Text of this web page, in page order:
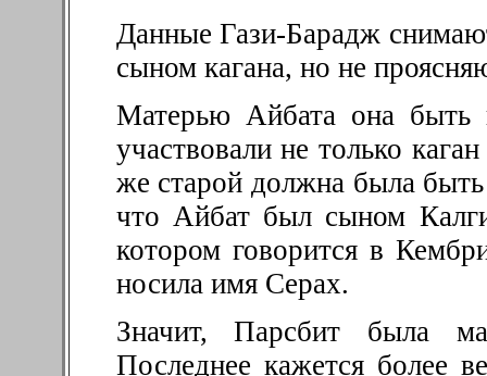
Данные Гази-Барадж
сыном кагана, но не
Матерью Айбата она быть
участвовали не только
же старой должна была
что Айбат был сыном
котором говорится в
носила имя Серах.
Значит, Парсбит была
Последнее кажется более